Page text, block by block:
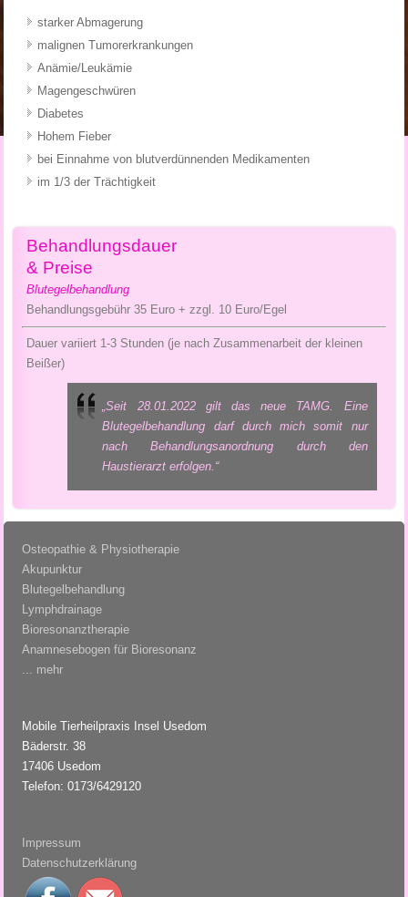
starker Abmagerung
malignen Tumorerkrankungen
Anämie/Leukämie
Magengeschwüren
Diabetes
Hohem Fieber
bei Einnahme von blutverdünnenden Medikamenten
im 1/3 der Trächtigkeit
Behandlungsdauer
& Preise
Blutegelbehandlung
Behandlungsgebühr 35 Euro + zzgl. 10 Euro/Egel
Dauer variiert 1-3 Stunden (je nach Zusammenarbeit der kleinen
Beißer)
„Seit 28.01.2022 gilt das neue TAMG. Eine
Blutegelbehandlung darf durch mich somit nur
nach Behandlungsanordnung durch den
Haustierarzt erfolgen.“
Osteopathie & Physiotherapie
Akupunktur
Blutegelbehandlung
Lymphdrainage
Bioresonanztherapie
Anamnesebogen für Bioresonanz
... mehr
Mobile Tierheilpraxis Insel Usedom
Bäderstr. 38
17406 Usedom
Telefon: 0173/6429120
Impressum
Datenschutzerklärung